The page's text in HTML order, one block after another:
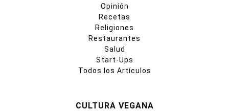
Opinión
Recetas
Religiones
Restaurantes
Salud
Start-Ups
Todos los Artículos
CULTURA VEGANA